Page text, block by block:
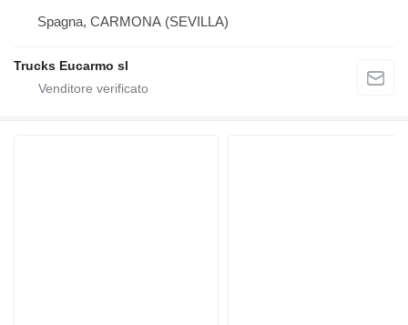
Spagna, CARMONA (SEVILLA)
Trucks Eucarmo sl